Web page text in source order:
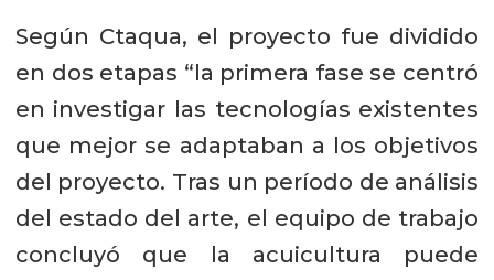
Según Ctaqua, el proyecto fue dividido
en dos etapas “la primera fase se centró
en investigar las tecnologías existentes
que mejor se adaptaban a los objetivos
del proyecto. Tras un período de análisis
del estado del arte, el equipo de trabajo
concluyó que la acuicultura puede